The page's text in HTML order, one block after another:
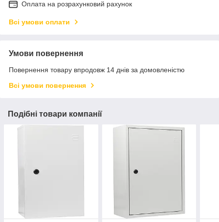
Оплата на розрахунковий рахунок
Всі умови оплати
Умови повернення
Повернення товару впродовж 14 днів за домовленістю
Всі умови повернення
Подібні товари компанії